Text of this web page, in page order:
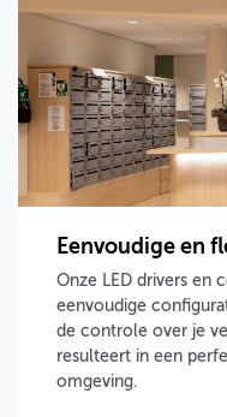
Eenvoudige en
Onze LED drivers en
eenvoudige
de controle over je
resulteert in een
omgeving.